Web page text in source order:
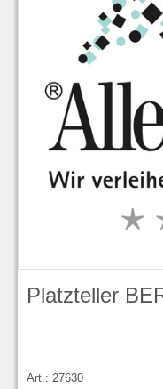
Platzteller
Art.: 27630